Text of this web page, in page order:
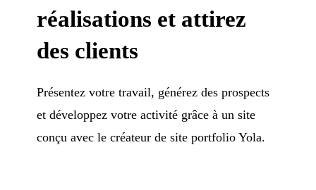
réalisations et attirez
des clients
Présentez votre travail, générez des prospects
et développez votre activité grâce à un site
conçu avec le créateur de site portfolio Yola.